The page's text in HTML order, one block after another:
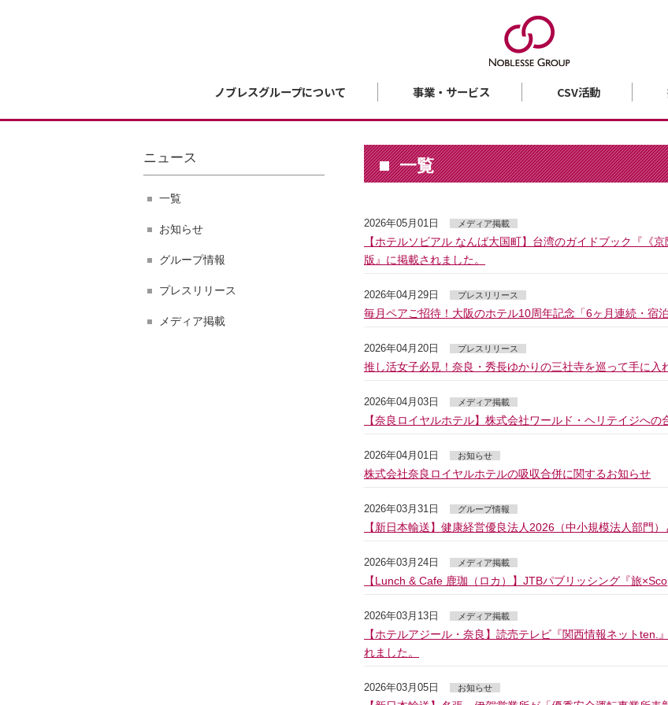
ノブレスグループについて 事業・サービス CSV活動
一覧
2026年05月01日 メディア掲載
【ホテルソビアル なんば大国町】台湾のガイドブック『《
版』に掲載されました。
2026年04月29日 プレスリリース
毎月ペアご招待！大阪のホテル10周年記念「6ヶ月連続・宿
2026年04月20日 プレスリリース
推し活女子必見！奈良・秀長ゆかりの三社寺を巡って手に入
2026年04月03日 メディア掲載
【奈良ロイヤルホテル】株式会社ワールド・ヘリテイジへ
2026年04月01日 お知らせ
株式会社奈良ロイヤルホテルの吸収合併に関するお知らせ
2026年03月31日 グループ情報
【新日本輸送】健康経営優良法人2026（中小規模法人部門）
2026年03月24日 メディア掲載
【Lunch & Cafe 鹿珈（ロカ）】JTBパブリッシング『旅
2026年03月13日 メディア掲載
【ホテルアジール・奈良】読売テレビ『関西情報ネット
れました。
2026年03月05日 お知らせ
ニュース
一覧
お知らせ
グループ情報
プレスリリース
メディア掲載